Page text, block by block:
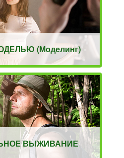
(Моделинг)
ВЫЖИВАНИЕ